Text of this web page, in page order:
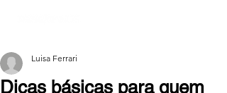
Dicas básicas para quem
Luisa Ferrari